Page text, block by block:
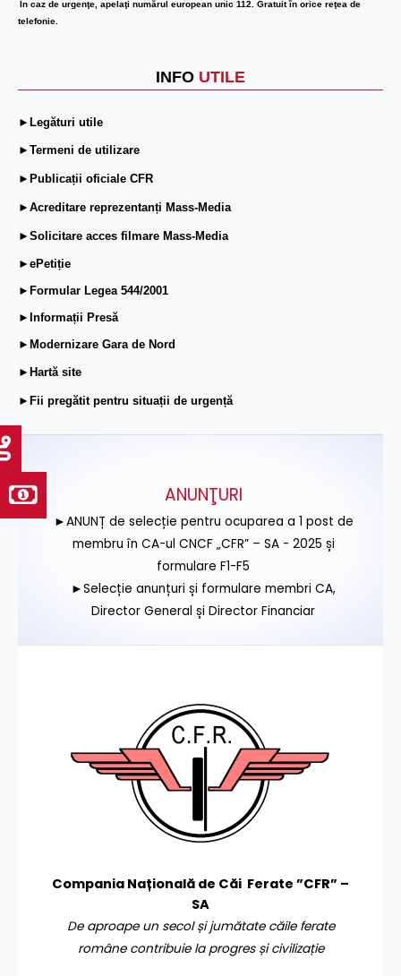
În caz de urgenţe, apelaţi numărul european unic 112. Gratuit în orice reţea de
telefonie.
INFO UTILE
►Legături utile
►Termeni de utilizare
►Publicații oficiale CFR
►Acreditare reprezentanți Mass-Media
►Solicitare acces filmare Mass-Media
►ePetiție
►Formular Legea 544/2001
►Informații Presă
►Modernizare Gara de Nord
►Hartă site
►Fii pregătit pentru situații de urgență
ANUNŢURI
►ANUNȚ de selecție pentru ocuparea a 1 post de
membru în CA-ul CNCF „CFR” – SA - 2025 și
formulare F1-F5
►Selecție anunțuri și formulare membri CA,
Director General și Director Financiar
Compania Națională de Căi Ferate ”CFR” –
SA
De aproape un secol și jumătate căile ferate
române contribuie la progres și civilizație